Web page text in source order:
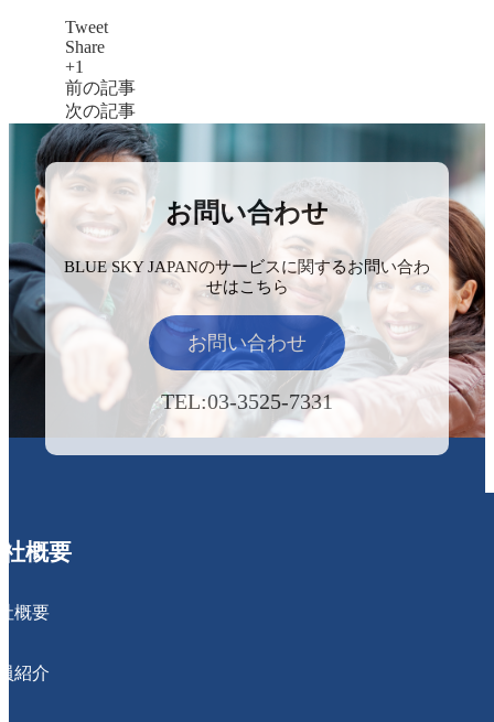
Tweet
Share
+1
前の記事
次の記事
お問い合わせ
BLUE SKY JAPANのサービスに関するお問い合わ
せはこちら
お問い合わせ
TEL:03-3525-7331
概要
概要
紹介